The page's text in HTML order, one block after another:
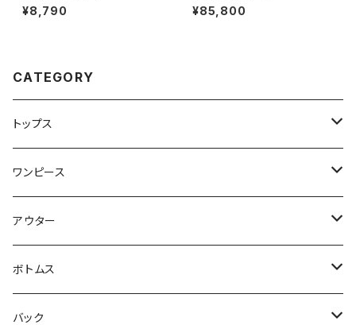
¥8,790 ¥85,800
CATEGORY
トップス
Tシャツ・カットソー
キャミソール・タンクトップ
シャツ・ブラウス
パーカー・トレーナー
ワンピース
ミニ
ヒザ丈
マキシ丈
アウター
ジャケット
中綿
ブルゾン
ボトムス
スカート
バック